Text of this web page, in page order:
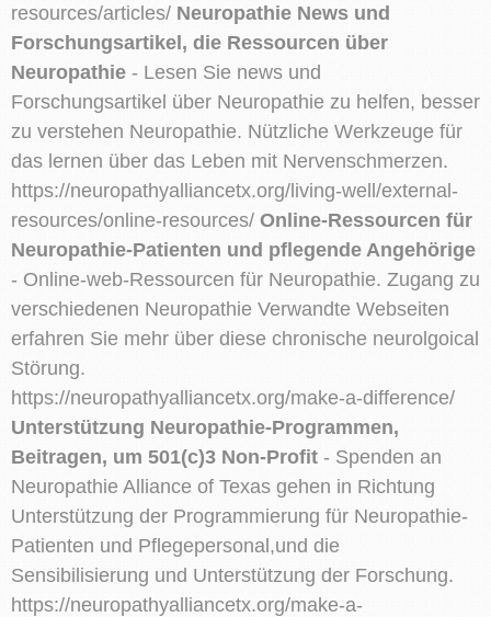
resources/articles/ Neuropathie News und
Forschungsartikel, die Ressourcen über
Neuropathie - Lesen Sie news und
Forschungsartikel über Neuropathie zu helfen, besser
zu verstehen Neuropathie. Nützliche Werkzeuge für
das lernen über das Leben mit Nervenschmerzen.
https://neuropathyalliancetx.org/living-well/external-
resources/online-resources/ Online-Ressourcen für
Neuropathie-Patienten und pflegende Angehörige
- Online-web-Ressourcen für Neuropathie. Zugang zu
verschiedenen Neuropathie Verwandte Webseiten
erfahren Sie mehr über diese chronische neurolgoical
Störung.
https://neuropathyalliancetx.org/make-a-difference/
Unterstützung Neuropathie-Programmen,
Beitragen, um 501(c)3 Non-Profit - Spenden an
Neuropathie Alliance of Texas gehen in Richtung
Unterstützung der Programmierung für Neuropathie-
Patienten und Pflegepersonal,und die
Sensibilisierung und Unterstützung der Forschung.
https://neuropathyalliancetx.org/make-a-